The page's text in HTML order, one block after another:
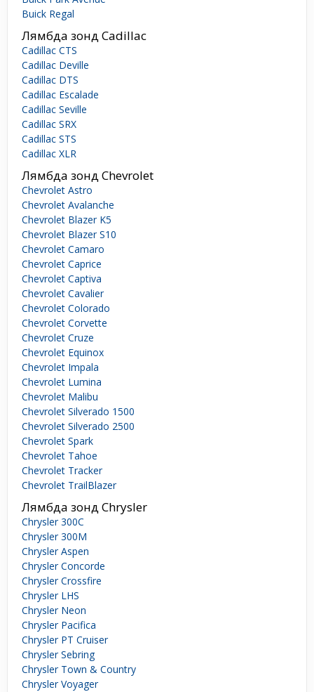
Buick Regal
Лямбда зонд Cadillac
Cadillac CTS
Cadillac Deville
Cadillac DTS
Cadillac Escalade
Cadillac Seville
Cadillac SRX
Cadillac STS
Cadillac XLR
Лямбда зонд Chevrolet
Chevrolet Astro
Chevrolet Avalanche
Chevrolet Blazer K5
Chevrolet Blazer S10
Chevrolet Camaro
Chevrolet Caprice
Chevrolet Captiva
Chevrolet Cavalier
Chevrolet Colorado
Chevrolet Corvette
Chevrolet Cruze
Chevrolet Equinox
Chevrolet Impala
Chevrolet Lumina
Chevrolet Malibu
Chevrolet Silverado 1500
Chevrolet Silverado 2500
Chevrolet Spark
Chevrolet Tahoe
Chevrolet Tracker
Chevrolet TrailBlazer
Лямбда зонд Chrysler
Chrysler 300C
Chrysler 300M
Chrysler Aspen
Chrysler Concorde
Chrysler Crossfire
Chrysler LHS
Chrysler Neon
Chrysler Pacifica
Chrysler PT Cruiser
Chrysler Sebring
Chrysler Town & Country
Chrysler Voyager